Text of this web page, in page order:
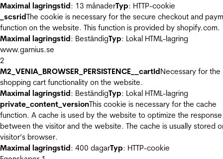
Maximal lagringstid: 13 månaderTyp: HTTP-cookie
_scsridThe cookie is necessary for the secure checkout and
function on the website. This function is provided by shopify.com.
Maximal lagringstid: BeständigTyp: Lokal HTML-lagring
www.garnius.se
2
M2_VENIA_BROWSER_PERSISTENCE__cartIdNecessary for the
shopping cart functionality on the website.
Maximal lagringstid: BeständigTyp: Lokal HTML-lagring
private_content_versionThis cookie is necessary for the cache
function. A cache is used by the website to optimize the
between the visitor and the website. The cache is usually stored
visitor’s browser.
Maximal lagringstid: 400 dagarTyp: HTTP-cookie